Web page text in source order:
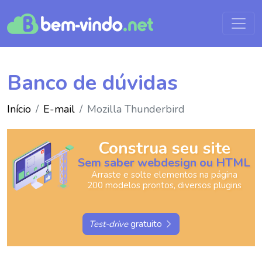
Banco de dúvidas
Início E-mail Mozilla Thunderbird
Construa seu site
Sem saber webdesign ou HTML
Arraste e solte elementos na página
200 modelos prontos, diversos plugins
Test-drivegratuito